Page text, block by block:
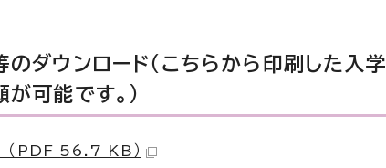
のダウンロード（こちらから印刷した入学
が可能です。)
（PDF 56.7 KB）